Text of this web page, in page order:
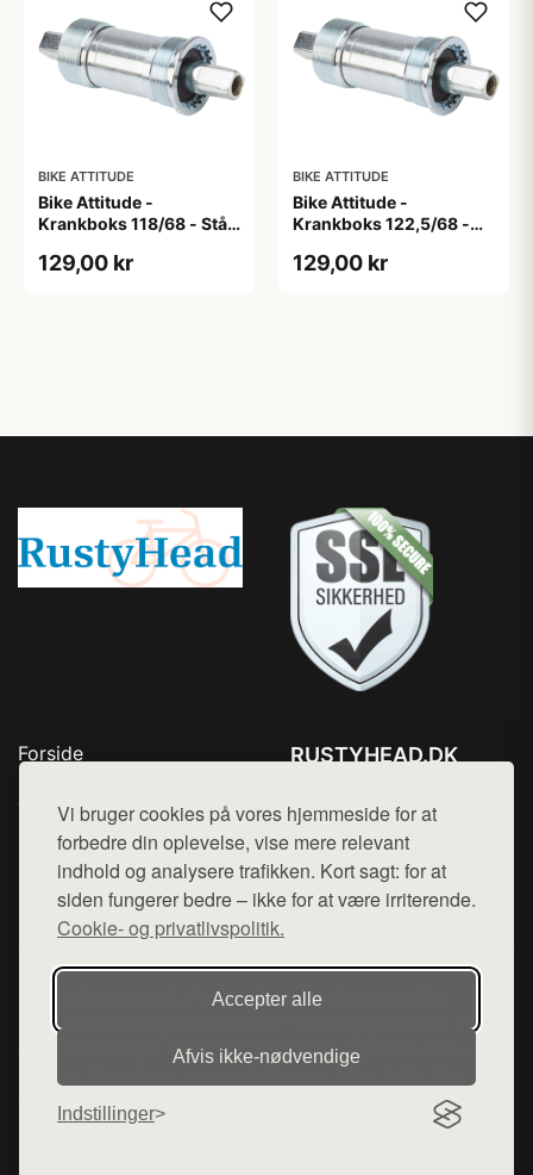
Vi bruger cookies på vores hjemmeside for at
forbedre din oplevelse, vise mere relevant
indhold og analysere trafikken. Kort sagt: for at
siden fungerer bedre – ikke for at være irriterende.
Cookie- og privatlivspolitik.
Accepter alle
Afvis ikke‑nødvendige
Indstillinger
BIKE ATTITUDE
Bike Attitude -
Krankboks 118/68 - Stål
129,00 kr
BIKE ATTITUDE
Bike Attitude -
Krankboks 122,5/68 -
lejer
129,00 kr
Forside
Top Rabatter
Kontakt
RUSTYHEAD.DK
Mail: hej@want.dk
Cookie- og privatlivspolitik
Denne side er en del af want.dk, der udgiver en række
hjemmesider med præsentation af forskellige produkter fra
diverse webshops. Der sælges ikke varer fra denne side - vi
varerne på lager.